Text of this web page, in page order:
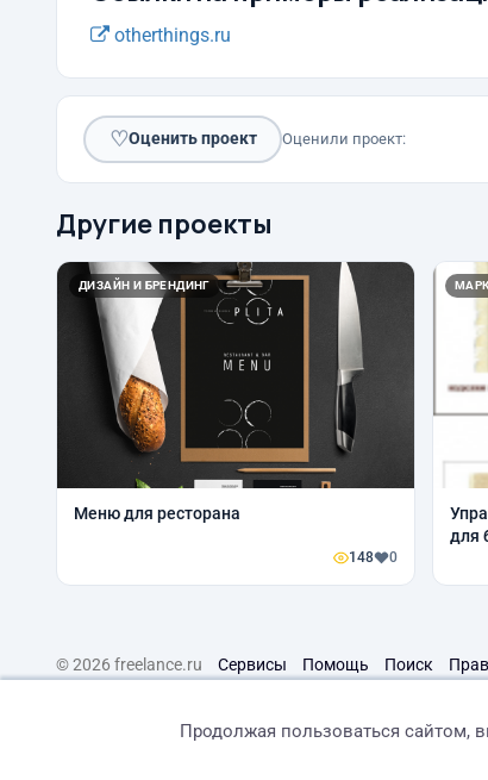
otherthings.ru
♡Оценить проект Оценили проект:
Другие проекты
ДИЗАЙН И БРЕНДИНГ
Меню для ресторана
148 0
для
© 2026 freelance.ru Сервисы Помощь Поиск
Продолжая пользоваться сайтом,